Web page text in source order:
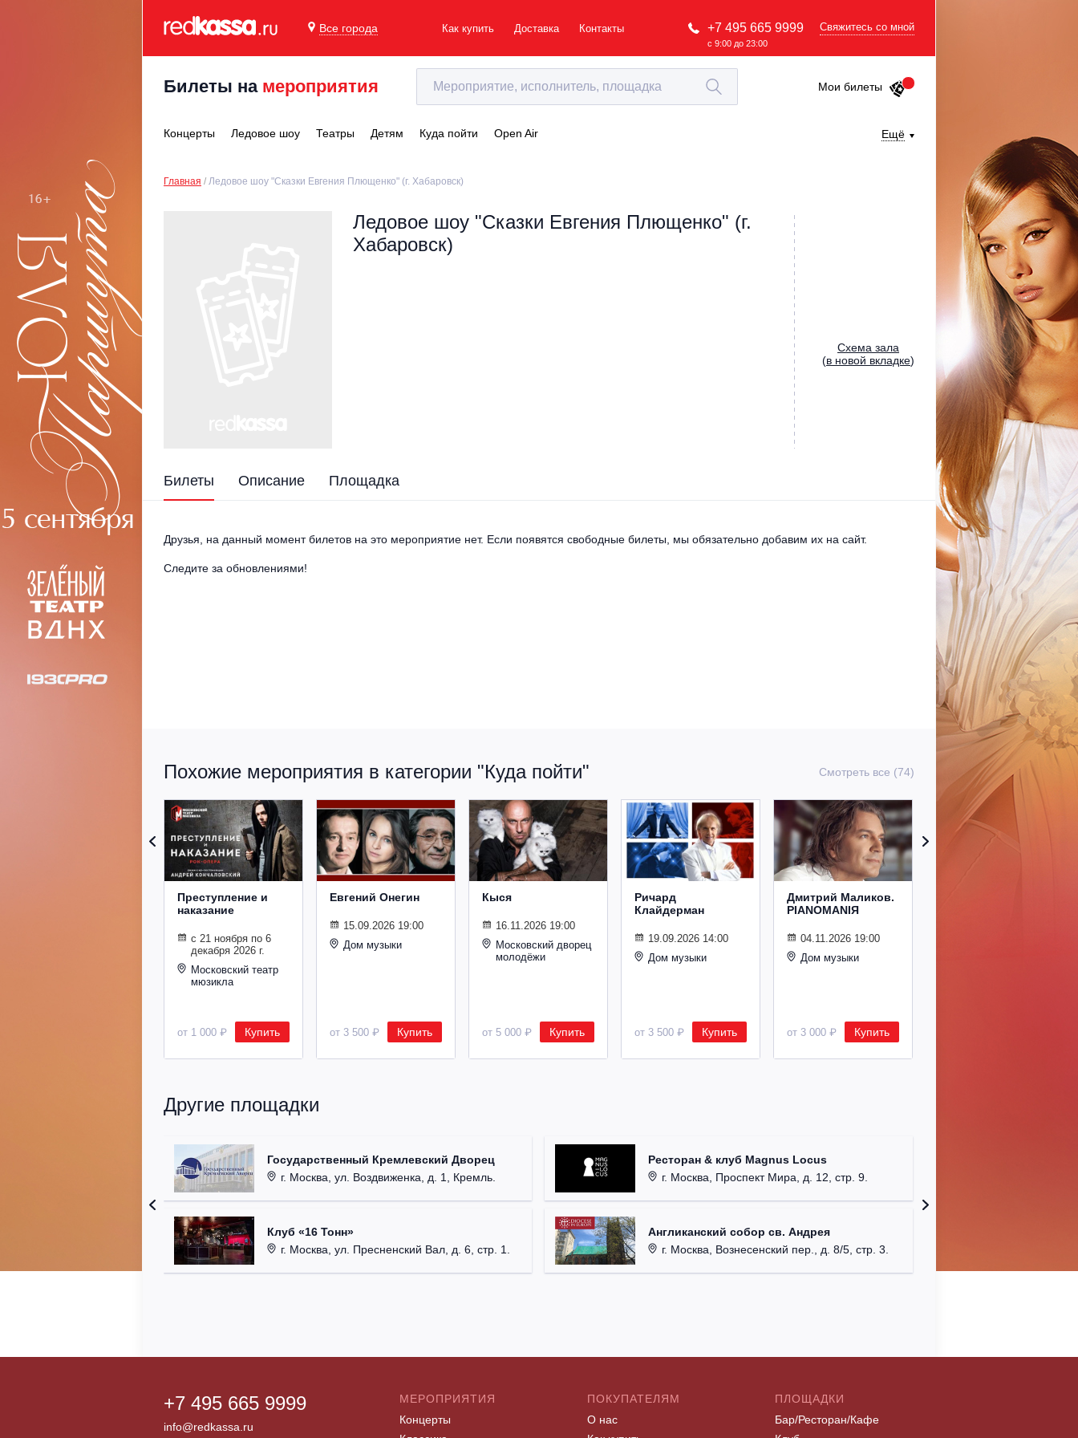
Все города Как купить Доставка Контакты +7 495 665 9999
с 9:00 до 23:00
Свяжитесь со мной
Билеты на мероприятия Мои билеты
Концерты Ледовое шоу Театры Детям Куда пойти Open Air Ещё
Главная Ледовое шоу "Сказки Евгения Плющенко" (г. Хабаровск)
Ледовое шоу "Сказки Евгения Плющенко" (г.
Хабаровск)
Cхема зала
(в новой вкладке)
Билеты Описание Площадка
Друзья, на данный момент билетов на это мероприятие нет. Если появятся свободные билеты, мы обязательно добавим их на сайт.
Следите за обновлениями!
Похожие мероприятия в категории "Куда пойти" Смотреть все (74)
Преступление и
наказание
с 21 ноября по 6
декабря 2026 г.
Московский театр
мюзикла
от 1 000 ₽ Купить
Евгений Онегин
15.09.2026 19:00
Дом музыки
от 3 500 ₽ Купить
Кыся
16.11.2026 19:00
Московский дворец
молодёжи
от 5 000 ₽ Купить
Ричард
Клайдерман
19.09.2026 14:00
Дом музыки
от 3 500 ₽ Купить
Дмитрий Маликов.
PIANOMANIЯ
04.11.2026 19:00
Дом музыки
от 3 000 ₽ Купить
Другие площадки
Государственный Кремлевский Дворец
г. Москва, ул. Воздвиженка, д. 1, Кремль.
Клуб «16 Тонн»
г. Москва, ул. Пресненский Вал, д. 6, стр. 1.
Ресторан & клуб Magnus Locus
г. Москва, Проспект Мира, д. 12, стр. 9.
Англиканский собор св. Андрея
г. Москва, Вознесенский пер., д. 8/5, стр. 3.
+7 495 665 9999
info@redkassa.ru
МЕРОПРИЯТИЯ
Концерты
ПОКУПАТЕЛЯМ
О нас
ПЛОЩАДКИ
Бар/Ресторан/Кафе